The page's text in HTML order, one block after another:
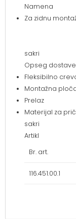
Namena
Za zidnu
sakri
Opseg dostave
Fleksibilno
Montažna
Prelaz
Materijal za
sakri
Artikl
Br. art.
116.451.00.1